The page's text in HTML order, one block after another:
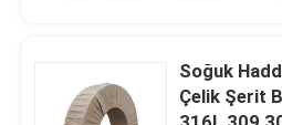
Soğuk
Çelik Şerit